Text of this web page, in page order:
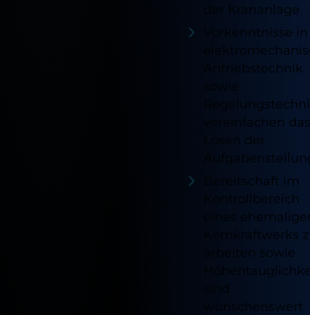
der Krananlage
Vorkenntnisse
Antriebstechnik
sowie
vereinfachen das
Lösen der
Bereitschaft im
Kontrollbereich
eines
Kernkraftwerks
arbeiten sowie
sind
wünschenswert